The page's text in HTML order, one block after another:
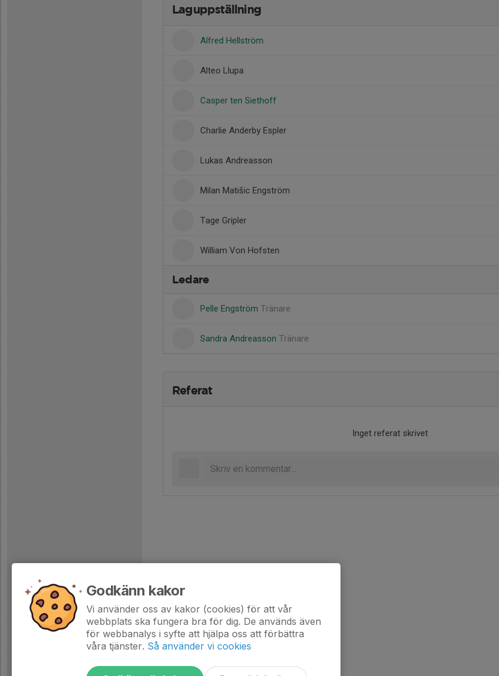
Laguppställning
Alfred Hellström
Alteo Llupa
Casper ten Siethoff
Charlie Anderby Espler
Lukas Andreasson
Milan Matišic Engström
Tage Gripler
William Von Hofsten
Ledare
Pelle Engström Tränare
Sandra Andreasson Tränare
Referat
Inget referat skrivet
Godkänn kakor
Vi använder oss av kakor (cookies) för att vår
webbplats ska fungera bra för dig. De används även
för webbanalys i syfte att hjälpa oss att förbättra
våra tjänster. Så använder vi cookies